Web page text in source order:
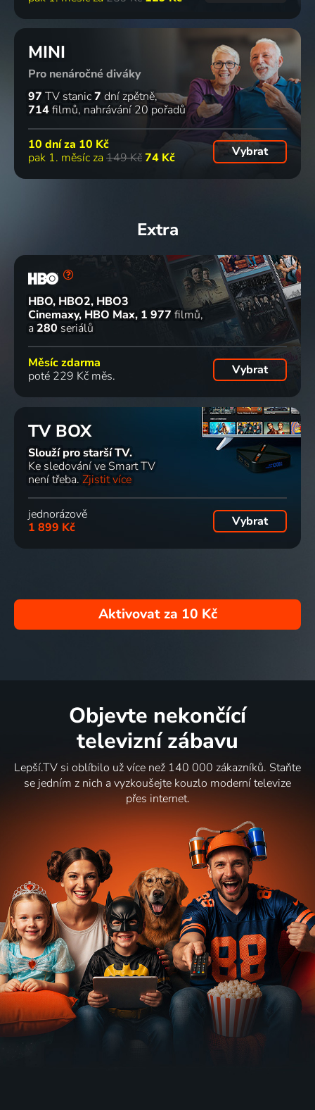
MINI
Pro nenáročné diváky
97 TV stanic7 dní zpětně
714filmů nahrávání 20 pořadů
10 dní za 10 Kč
pak 1. měsíc za 149 Kč74 Kč Vybrat
Extra
HBO, HBO2, HBO3
Cinemaxy, HBO Max 1 977 filmů
a 280 seriálů
Měsíc zdarma
poté 229 Kč měs.
Vybrat
TV BOX
Slouží pro starší TV.
Ke sledování ve Smart TV
není třeba. Zjistit více
jednorázově
1 899 Kč
Vybrat
Aktivovat za 10 Kč
Objevte nekončící
televizní zábavu
Lepší.TV si oblíbilo už více než 140 000 zákazníků. Staňte
se jedním z nich a vyzkoušejte kouzlo moderní televize
přes internet.